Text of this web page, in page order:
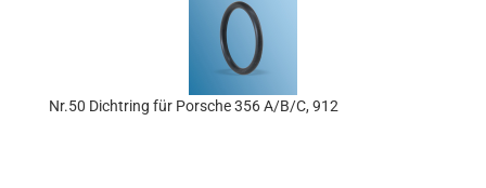
Nr.50 Dichtring für Porsche 356 A/B/C, 912